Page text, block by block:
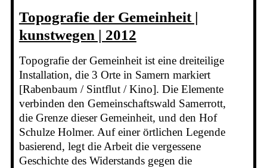
Topografie der Gemeinheit |
kunstwegen | 2012
Topografie der Gemeinheit ist eine dreiteilige
Installation, die 3 Orte in Samern markiert
[Rabenbaum / Sintflut / Kino]. Die Elemente
verbinden den Gemeinschaftswald Samerrott,
die Grenze dieser Gemeinheit, und den Hof
Schulze Holmer. Auf einer örtlichen Legende
basierend, legt die Arbeit die vergessene
Geschichte des Widerstands gegen die